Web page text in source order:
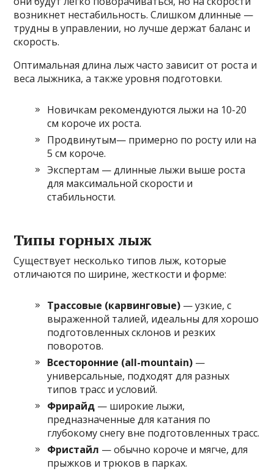
возникнет нестабильность. Слишком длинные —
трудны в управлении, но лучше держат баланс и
скорость.
Оптимальная длина лыж часто зависит от роста и
веса лыжника, а также уровня подготовки.
Новичкам рекомендуются лыжи на 10-20
см короче их роста.
Продвинутым— примерно по росту или на
5 см короче.
Экспертам — длинные лыжи выше роста
для максимальной скорости и
стабильности.
Типы горных лыж
Существует несколько типов лыж, которые
отличаются по ширине, жесткости и форме:
Трассовые (карвинговые) — узкие, с
выраженной талией, идеальны для хорошо
подготовленных склонов и резких
поворотов.
Всесторонние (all-mountain) —
универсальные, подходят для разных
типов трасс и условий.
Фрирайд — широкие лыжи,
предназначенные для катания по
глубокому снегу вне подготовленных трасс.
Фристайл — обычно короче и мягче, для
прыжков и трюков в парках.